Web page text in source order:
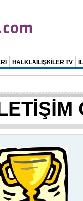
HALKLAİLİŞKİLER TV